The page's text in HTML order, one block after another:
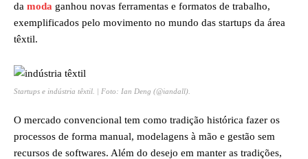
da moda ganhou novas ferramentas e formatos de trabalho,
exemplificados pelo movimento no mundo das startups da área
têxtil.
Startups e indústria têxtil. | Foto: Ian Deng (@iandall).
O mercado convencional tem como tradição histórica fazer os
processos de forma manual, modelagens à mão e gestão sem
recursos de softwares. Além do desejo em manter as tradições,